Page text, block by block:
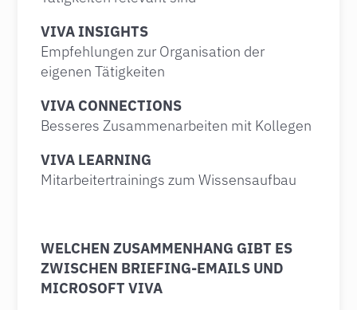
VIVA INSIGHTS
Empfehlungen zur Organisation der
eigenen Tätigkeiten
VIVA CONNECTIONS
Besseres Zusammenarbeiten mit Kollegen
VIVA LEARNING
Mitarbeitertrainings zum Wissensaufbau
WELCHEN ZUSAMMENHANG GIBT ES
ZWISCHEN BRIEFING-EMAILS UND
MICROSOFT VIVA